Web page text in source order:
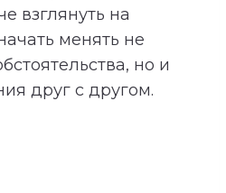
взглянуть на
менять не
но и
друг с другом.